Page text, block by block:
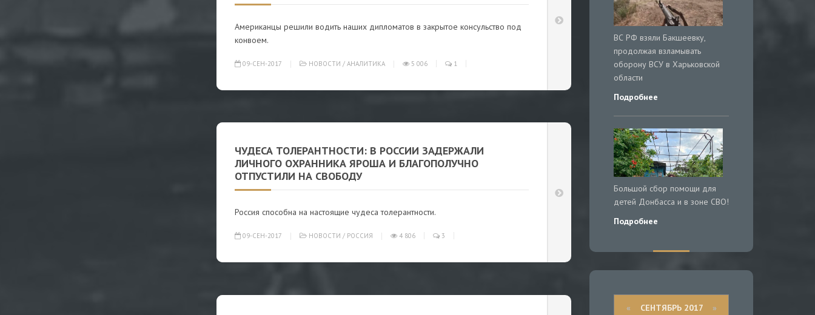
Американцы решили водить наших дипломатов в закрытое консульство под
конвоем.
09-СЕН-2017 НОВОСТИ / АНАЛИТИКА 5 006 1
ЧУДЕСА ТОЛЕРАНТНОСТИ: В РОССИИ ЗАДЕРЖАЛИ
ЛИЧНОГО ОХРАННИКА ЯРОША И БЛАГОПОЛУЧНО
ОТПУСТИЛИ НА СВОБОДУ
Россия способна на настоящие чудеса толерантности.
09-СЕН-2017 НОВОСТИ / РОССИЯ 4 806 3
ВС РФ взяли Бакшеевку,
продолжая взламывать
оборону ВСУ в Харьковской
области
Подробнее
Большой сбор помощи для
детей Донбасса и в зоне СВО!
Подробнее
« СЕНТЯБРЬ 2017 »